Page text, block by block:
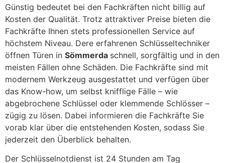
Günstig bedeutet bei den Fachkräften nicht billig auf
Kosten der Qualität. Trotz attraktiver Preise bieten die
Fachkräfte Ihnen stets professionellen Service auf
höchstem Niveau. Dere erfahrenen Schlüsseltechniker
öffnen Türen in Sömmerda schnell, sorgfältig und in den
meisten Fällen ohne Schäden. Die Fachkräfte sind mit
modernem Werkzeug ausgestattet und verfügen über
das Know-how, um selbst knifflige Fälle – wie
abgebrochene Schlüssel oder klemmende Schlösser –
zügig zu lösen. Dabei informieren die Fachkräfte Sie
vorab klar über die entstehenden Kosten, sodass Sie
jederzeit den Überblick behalten.
Der Schlüsselnotdienst ist 24 Stunden am Tag